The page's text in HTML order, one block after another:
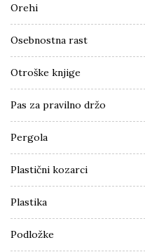
Orehi
Osebnostna rast
Otroške knjige
Pas za pravilno držo
Pergola
Plastični kozarci
Plastika
Podložke